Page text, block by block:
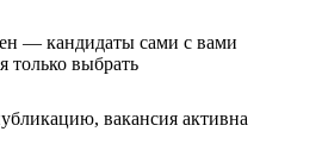
— кандидаты сами с вами
только выбрать
вакансия активна